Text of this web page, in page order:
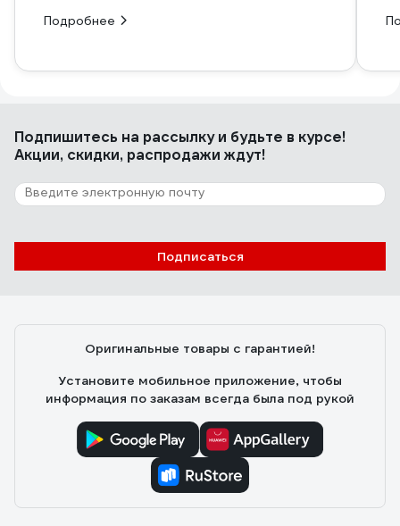
Подробнее
Подпишитесь на рассылкуи будьте в курсе!
Акции, скидки, распродажи ждут!
Подписаться
Оригинальные товары с гарантией!
Установите мобильное приложение, чтобы
информация по заказам всегда была под рукой